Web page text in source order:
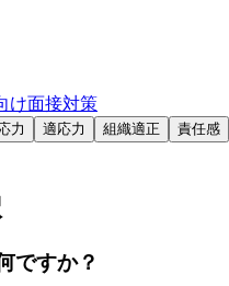
け面接対策
力 適応力 組織適正
責任感
ですか？